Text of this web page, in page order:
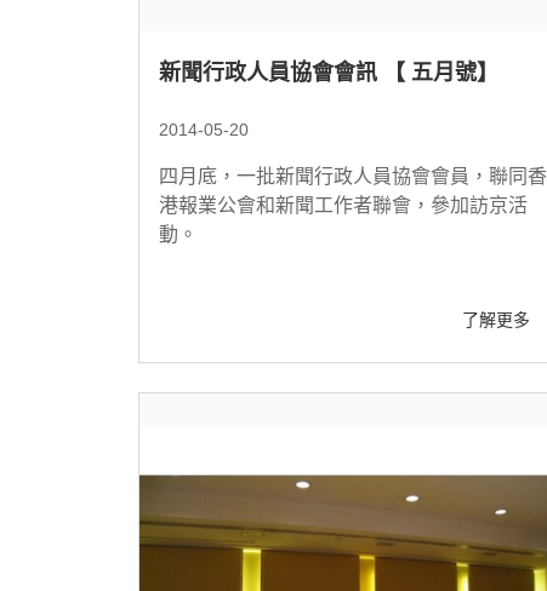
新聞行政人員協會會訊 【 五月號】
2014-05-20
四月底，一批新聞行政人員協會會員，聯同香
港報業公會和新聞工作者聯會，參加訪京活
動。
了解更多